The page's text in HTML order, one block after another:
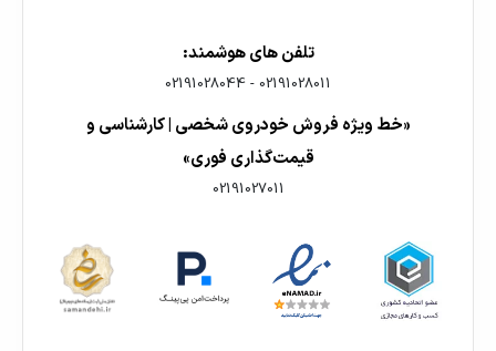
تلفن های هوشمند:
02191028011
-
02191028044
«خط ویژه فروش خودروی شخصی | کارشناسی و
قیمت‌گذاری فوری»
02191027011